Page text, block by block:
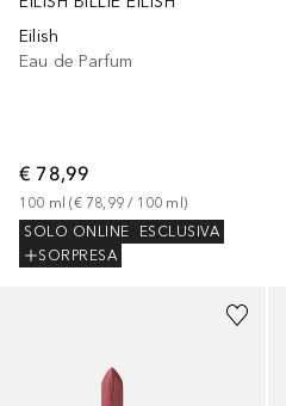
Eilish
Eau de Parfum
€ 78,99
100 ml (€ 78,99 / 100 ml)
SOLO ONLINE
ESCLUSIVA
SORPRESA
+36